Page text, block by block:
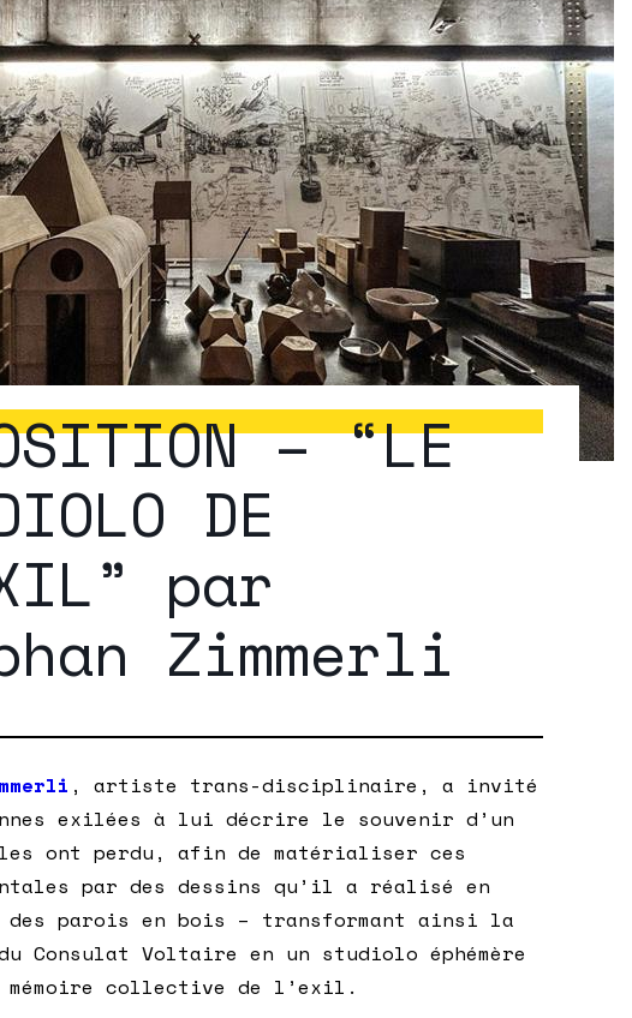
– “LE
DE
par
Zimmerli
, artiste trans-disciplinaire, a invité
exilées à lui décrire le souvenir d’un
ont perdu, afin de matérialiser ces
par des dessins qu’il a réalisé en
parois en bois – transformant ainsi la
Consulat Voltaire en un studiolo éphémère
collective de l’exil.